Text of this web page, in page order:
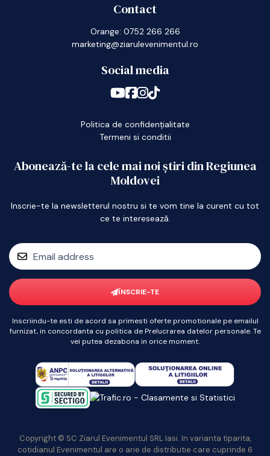
Contact
Orange: 0752 266 266
marketing@ziarulevenimentul.ro
Social media
Politica de confidențialitate
Termeni si conditii
Abonează-te la cele mai noi știri din Regiunea
Moldovei
Inscrie-te la newsletterul nostru si te vom tine la curent cu tot
ce te interesează.
ÎNSCRIE-TE
Inscriindu-te esti de acord sa primesti oferte promotionale pe emailul
furnizat, in concordanta cu politica de Prelucrarea datelor personale. Te
vei putea dezabona in orice moment.
Copyright © SC Ziarul Evenimentul SRL Iasi. In varianta tiparita,
cotidianul Evenimentul are o arie de distributie care cuprinde 6